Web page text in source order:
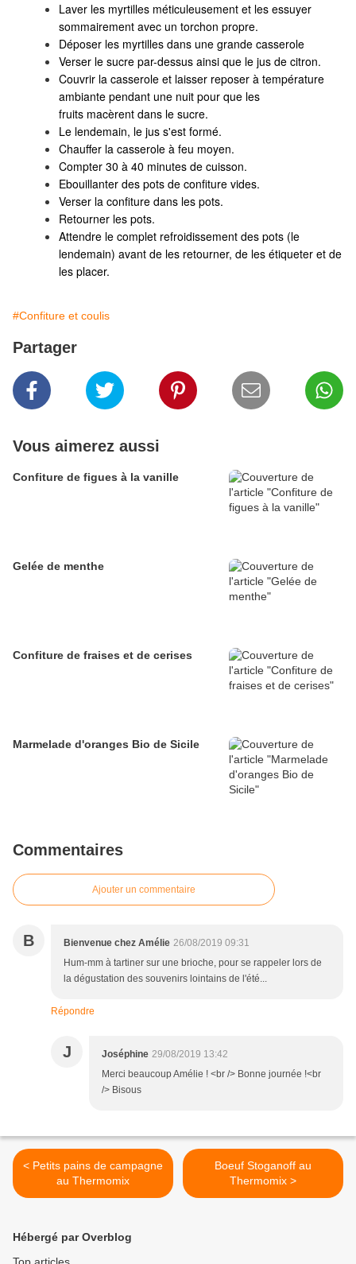
Laver les myrtilles méticuleusement et les essuyer
sommairement avec un torchon propre.
Déposer les myrtilles dans une grande casserole
Verser le sucre par-dessus ainsi que le jus de citron.
Couvrir la casserole et laisser reposer à température
ambiante pendant une nuit pour que les
fruits macèrent dans le sucre.
Le lendemain, le jus s'est formé.
Chauffer la casserole à feu moyen.
Compter 30 à 40 minutes de cuisson.
Ebouillanter des pots de confiture vides.
Verser la confiture dans les pots.
Retourner les pots.
Attendre le complet refroidissement des pots (le
lendemain) avant de les retourner, de les étiqueter et de
les placer.
#Confiture et coulis
Partager
Vous aimerez aussi
Confiture de figues à la vanille
Gelée de menthe
Confiture de fraises et de cerises
Marmelade d'oranges Bio de Sicile
Commentaires
Ajouter un commentaire
B Bienvenue chez Amélie 26/08/2019 09:31
Hum-mm à tartiner sur une brioche, pour se rappeler lors de
la dégustation des souvenirs lointains de l'été...
Répondre
J Joséphine 29/08/2019 13:42
Merci beaucoup Amélie ! <br /> Bonne journée !<br
/> Bisous
< Petits pains de campagne
au Thermomix
Boeuf Stoganoff au
Thermomix >
Hébergé par Overblog